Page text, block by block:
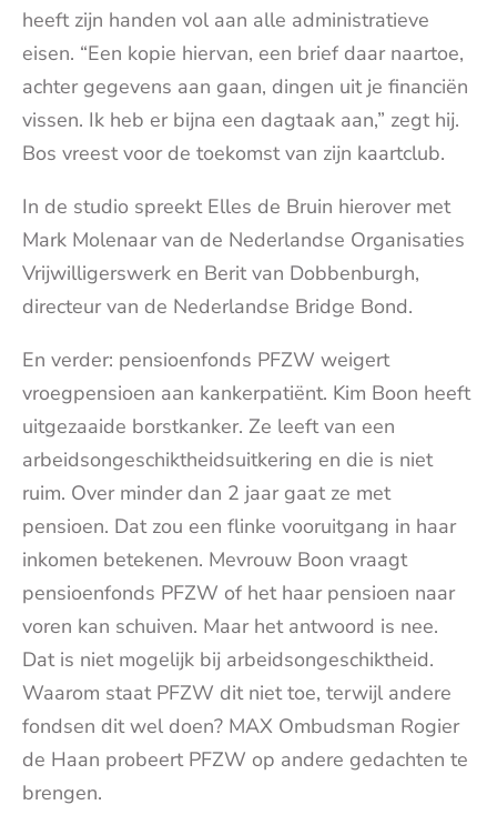
heeft zijn handen vol aan alle administratieve
eisen. “Een kopie hiervan, een brief daar naartoe,
achter gegevens aan gaan, dingen uit je financiën
vissen. Ik heb er bijna een dagtaak aan,” zegt hij.
Bos vreest voor de toekomst van zijn kaartclub.
In de studio spreekt Elles de Bruin hierover met
Mark Molenaar van de Nederlandse Organisaties
Vrijwilligerswerk en Berit van Dobbenburgh,
directeur van de Nederlandse Bridge Bond.
En verder: pensioenfonds PFZW weigert
vroegpensioen aan kankerpatiënt. Kim Boon heeft
uitgezaaide borstkanker. Ze leeft van een
arbeidsongeschiktheidsuitkering en die is niet
ruim. Over minder dan 2 jaar gaat ze met
pensioen. Dat zou een flinke vooruitgang in haar
inkomen betekenen. Mevrouw Boon vraagt
pensioenfonds PFZW of het haar pensioen naar
voren kan schuiven. Maar het antwoord is nee.
Dat is niet mogelijk bij arbeidsongeschiktheid.
Waarom staat PFZW dit niet toe, terwijl andere
fondsen dit wel doen? MAX Ombudsman Rogier
de Haan probeert PFZW op andere gedachten te
brengen.